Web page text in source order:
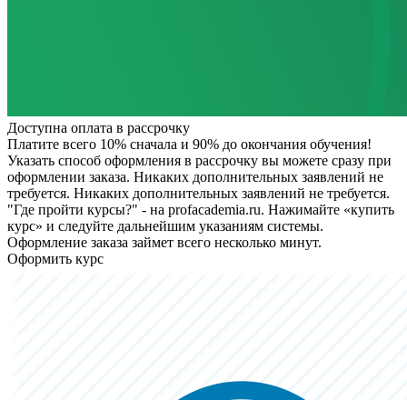
Доступна оплата в рассрочку
Платите всего 10% сначала и 90% до окончания обучения!
Указать способ оформления в рассрочку вы можете сразу при
оформлении заказа. Никаких дополнительных заявлений не
требуется. Никаких дополнительных заявлений не требуется.
"Где пройти курсы?" - на profacademia.ru. Нажимайте «купить
курс» и следуйте дальнейшим указаниям системы.
Оформление заказа займет всего несколько минут.
Оформить курс